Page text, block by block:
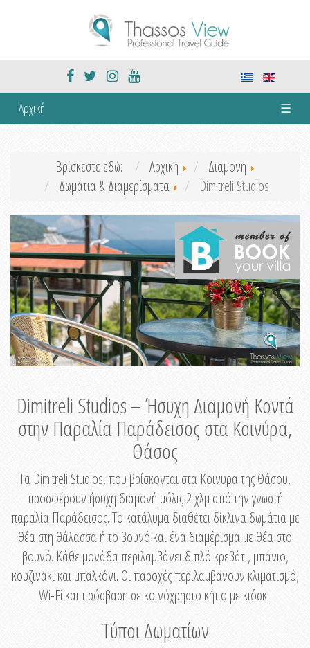
Αρχική ☰
Βρίσκεστε εδώ: Αρχική
Διαμονή
Δωμάτια & Διαμερίσματα
Dimitreli Studios
Dimitreli Studios – Ήσυχη Διαμονή Κοντά
στην Παραλία Παράδεισος στα Κοινύρα,
Θάσος
Τα Dimitreli Studios, που βρίσκονται στα Κοινυρα της Θάσου,
προσφέρουν ήσυχη διαμονή μόλις 2 χλμ από την γνωστή
παραλία Παράδεισος. Το κατάλυμα διαθέτει δίκλινα δωμάτια με
θέα στη θάλασσα ή το βουνό και ένα διαμέρισμα με θέα στο
βουνό. Κάθε μονάδα περιλαμβάνει διπλό κρεβάτι, μπάνιο,
κουζινάκι και μπαλκόνι. Οι παροχές περιλαμβάνουν κλιματισμό,
Wi-Fi και πρόσβαση σε κοινόχρηστο κήπο με κιόσκι.
Τύποι Δωματίων